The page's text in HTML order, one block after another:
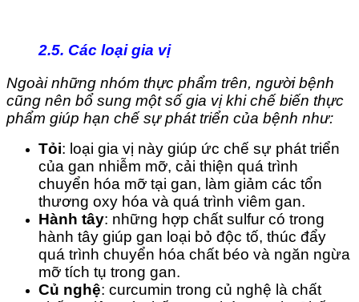
2.5. Các loại gia vị
Ngoài những nhóm thực phẩm trên, người bệnh
cũng nên bổ sung một số gia vị khi chế biến thực
phẩm giúp hạn chế sự phát triển của bệnh như:
Tỏi: loại gia vị này giúp ức chế sự phát triển
của gan nhiễm mỡ, cải thiện quá trình
chuyển hóa mỡ tại gan, làm giảm các tổn
thương oxy hóa và quá trình viêm gan.
Hành tây: những hợp chất sulfur có trong
hành tây giúp gan loại bỏ độc tố, thúc đẩy
quá trình chuyển hóa chất béo và ngăn ngừa
mỡ tích tụ trong gan.
Củ nghệ: curcumin trong củ nghệ là chất